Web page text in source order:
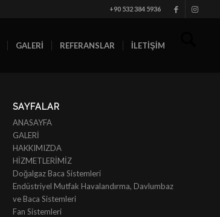
+90 532 384 5936
GALERİ REFERANSLAR İLETİŞİM
SAYFALAR
ANASAYFA
GALERİ
HAKKIMIZDA
HİZMETLERİMİZ
Doğalgaz Baca Sistemleri
Endüstriyel Mutfak Havalandırma, Davlumbaz
ve Baca Sistemleri
Fan Sistemleri